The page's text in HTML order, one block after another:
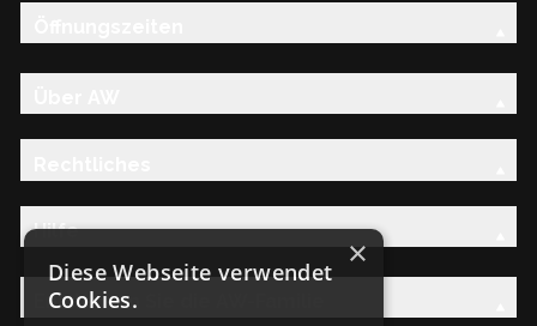
Hilfe
Entdecken Sie die AW-Familie
×
Diese Webseite verwendet
Cookies.